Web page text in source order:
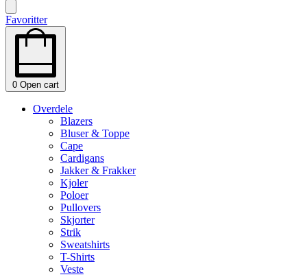
Favoritter
0 Open cart
Overdele
Blazers
Bluser & Toppe
Cape
Cardigans
Jakker & Frakker
Kjoler
Poloer
Pullovers
Skjorter
Strik
Sweatshirts
T-Shirts
Veste